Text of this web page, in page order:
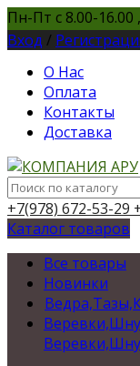
Пн-Пт с 8.00-16.00
Вход /
О Нас
Оплата
Контакты
Доставка
+7(978) 672-53-29
Каталог товаров
Все товары
Новинки